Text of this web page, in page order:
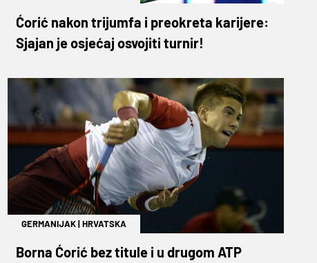
Ćorić nakon trijumfa i preokreta karijere:
Sjajan je osjećaj osvojiti turnir!
GERMANIJAK|HRVATSKA
Borna Ćorić bez titule i u drugom ATP